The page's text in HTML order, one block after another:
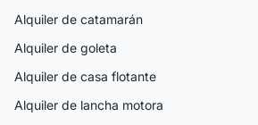
Alquiler de catamarán
Alquiler de goleta
Alquiler de casa flotante
Alquiler de lancha motora